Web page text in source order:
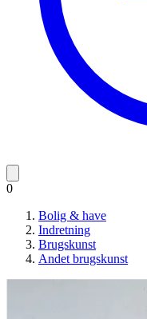
0
Bolig & have
Indretning
Brugskunst
Andet brugskunst